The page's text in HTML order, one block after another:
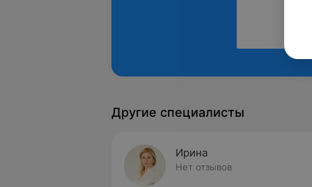
Другие специалисты
Ирина
Нет отзывов